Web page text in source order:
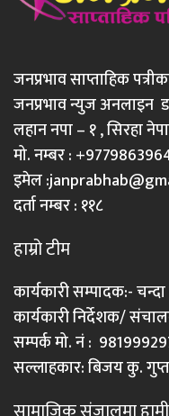
जनप्रभाव साप्ताहिक
जनप्रभाव न्युज अनलाइन
लहान नपा – १ , सिरहा
मो. नम्बर :
इमेल :
दर्ता नम्बर : ११८
हाम्रो टीम
कार्यकारी सम्पादक:-
कार्यकारी निर्देशक/
सम्पर्क मो. नं :
सल्लाहकार: बिजय कु.